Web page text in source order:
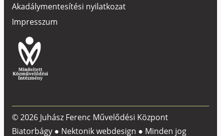
Akadálymentesítési nyilatkozat
Impresszum
© 2026 Juhász Ferenc Művelődési Központ
Biatorbágy ● Nektonik webdesign ● Minden jog